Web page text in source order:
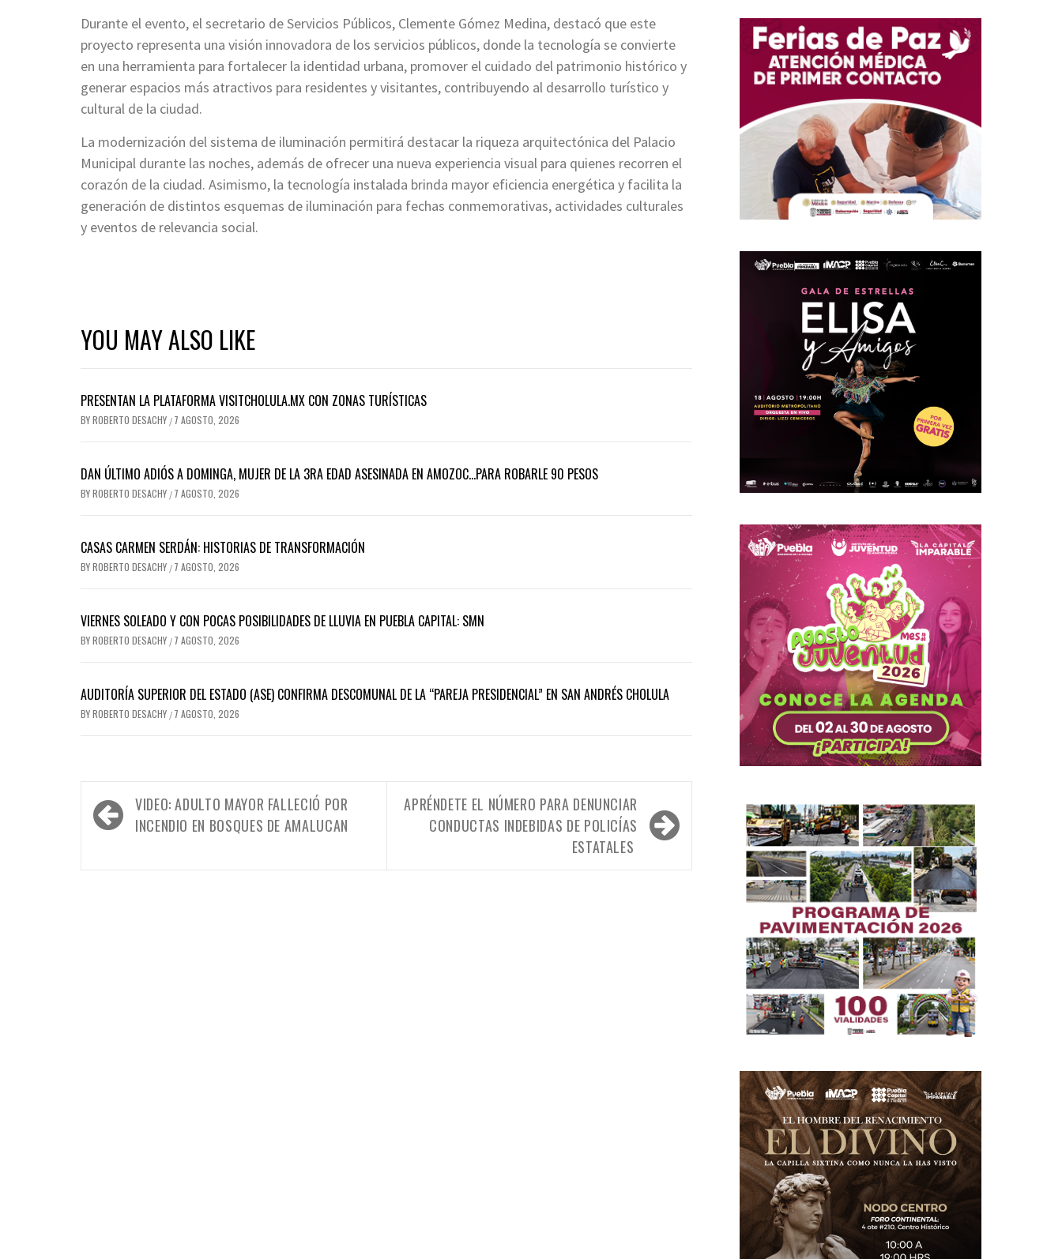
Durante el evento, el secretario de Servicios Públicos, Clemente Gómez Medina, destacó que este
proyecto representa una visión innovadora de los servicios públicos, donde la tecnología se convierte
en una herramienta para fortalecer la identidad urbana, promover el cuidado del patrimonio histórico y
generar espacios más atractivos para residentes y visitantes, contribuyendo al desarrollo turístico y
cultural de la ciudad.
La modernización del sistema de iluminación permitirá destacar la riqueza arquitectónica del Palacio
Municipal durante las noches, además de ofrecer una nueva experiencia visual para quienes recorren el
corazón de la ciudad. Asimismo, la tecnología instalada brinda mayor eficiencia energética y facilita la
generación de distintos esquemas de iluminación para fechas conmemorativas, actividades culturales
y eventos de relevancia social.
YOU MAY ALSO LIKE
PRESENTAN LA PLATAFORMA VISITCHOLULA.MX CON ZONAS TURÍSTICAS
BYROBERTO DESACHY / 7 AGOSTO, 2026
DAN ÚLTIMO ADIÓS A DOMINGA, MUJER DE LA 3RA EDAD ASESINADA EN AMOZOC…PARA ROBARLE 90 PESOS
BYROBERTO DESACHY / 7 AGOSTO, 2026
CASAS CARMEN SERDÁN: HISTORIAS DE TRANSFORMACIÓN
BYROBERTO DESACHY / 7 AGOSTO, 2026
VIERNES SOLEADO Y CON POCAS POSIBILIDADES DE LLUVIA EN PUEBLA CAPITAL: SMN
BYROBERTO DESACHY / 7 AGOSTO, 2026
AUDITORÍA SUPERIOR DEL ESTADO (ASE) CONFIRMA DESCOMUNAL DE LA “PAREJA PRESIDENCIAL” EN SAN ANDRÉS CHOLULA
BYROBERTO DESACHY / 7 AGOSTO, 2026
Navegación
de
VIDEO: ADULTO MAYOR FALLECIÓ POR
INCENDIO EN BOSQUES DE AMALUCAN
APRÉNDETE EL NÚMERO PARA DENUNCIAR
CONDUCTAS INDEBIDAS DE POLICÍAS
ESTATALES